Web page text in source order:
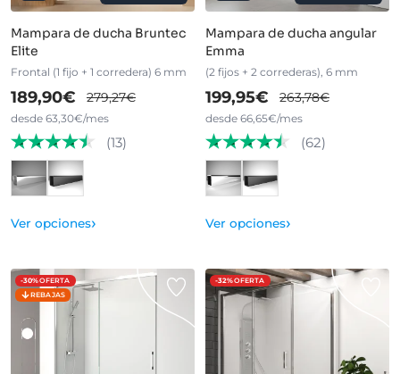
Mampara de ducha Bruntec
Elite
Frontal (1 fijo + 1 corredera) 6 mm
189,90€ 279,27€
desde 63,30€/mes
(13)
Ver opciones›
Mampara de ducha angular
Emma
(2 fijos + 2 correderas), 6 mm
199,95€ 263,78€
desde 66,65€/mes
(62)
Ver opciones›
-30%OFERTA
REBAJAS
-32%OFERTA